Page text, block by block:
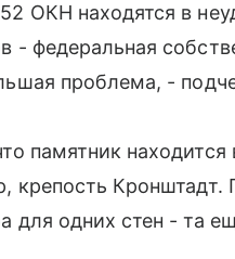
ОКН находятся в
- федеральная
проблема, -
памятник
крепость Кронштадт.
для одних стен - та